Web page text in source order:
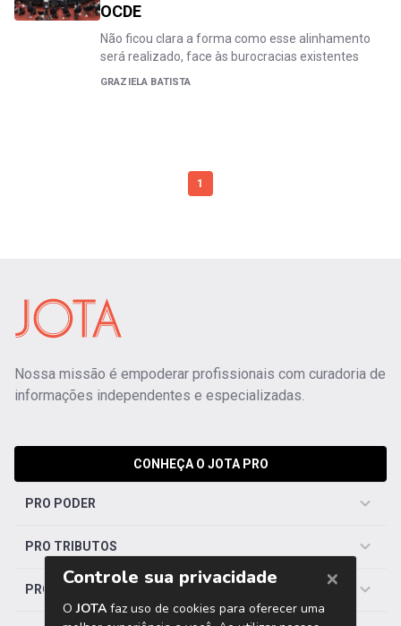
OCDE
Não ficou clara a forma como esse alinhamento
será realizado, face às burocracias existentes
GRAZIELA BATISTA
1
Nossa missão é empoderar profissionais com curadoria de
informações independentes e especializadas.
CONHEÇA O JOTA PRO
PRO PODER
PRO TRIBUTOS
PRO TRABALHISTA